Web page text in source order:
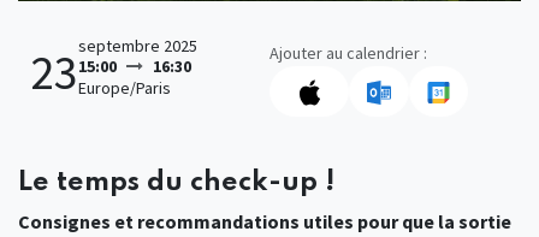
23septembre 2025
15:00
16:30
Europe/Paris
Ajouter au calendrier :
Le temps du check-up !
Consignes et recommandations utiles pour que la sortie